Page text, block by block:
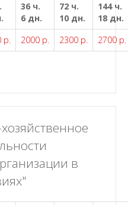
36 ч.
6 дн.
72 ч.
10 дн.
144 ч.
18 дн.
р. 2000 р. 2300 р. 2700 р.
в